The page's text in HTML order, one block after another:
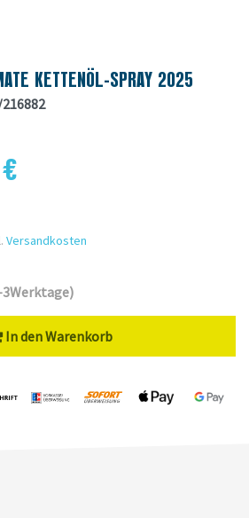
KETTENÖL-SPRAY 2025
Versandkosten
In den Warenkorb